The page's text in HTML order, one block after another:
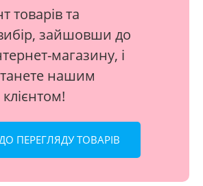
товарів та
зайшовши до
магазину, і
нашим
ПЕРЕГЛЯДУ ТОВАРІВ